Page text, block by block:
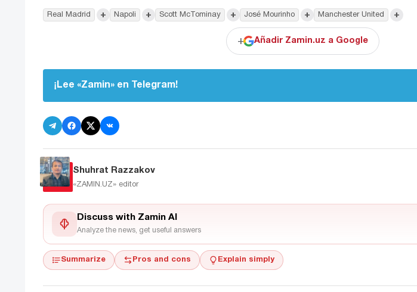
Real Madrid + Napoli + Scott McTominay + José Mourinho + Manchester United +
+ Añadir Zamin.uz a Google
¡Lee «Zamin» en Telegram!
Shuhrat Razzakov
«ZAMIN.UZ» editor
Discuss with Zamin AI
Analyze the news, get useful answers
Summarize Pros and cons Explain simply